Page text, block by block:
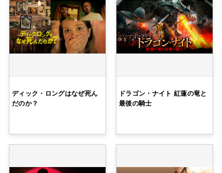
ディック・ロングはなぜ死ん
だのか？
ドラゴン・ナイト 紅蓮の竜と
最後の騎士